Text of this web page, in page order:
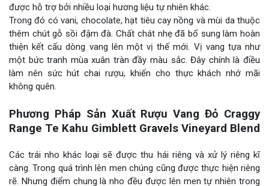
được hỗ trợ bởi nhiều loại hương liệu tự nhiên khác.
Trong đó có vani, chocolate, hạt tiêu cay nồng và mùi da thuộc
thêm chút gỗ sồi đậm đà. Chất chát nhẹ đã bổ sung làm hoàn
thiện kết cấu dòng vang lên một vị thế mới. Vị vang tựa như
một bức tranh mùa xuân tràn đầy màu sắc. Đây chính là điều
làm nên sức hút chai rượu, khiến cho thực khách nhớ mãi
không quên.
Phương Pháp Sản Xuất Rượu Vang Đỏ Craggy
Range Te Kahu Gimblett Gravels Vineyard Blend
Các trái nho khác loại sẽ được thu hái riêng và xử lý riêng kĩ
càng. Trong quá trình lên men chúng cũng được thực hiện riêng
rẽ. Nhưng điểm chung là nho đều được lên men tự nhiên trong